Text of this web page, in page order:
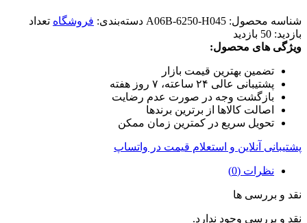
شناسه محصول: A06B-6250-H045 دسته‌بندی: فروشگاه تعداد
بازدید: 50 بازدید
ویژگی های محصول:
تضمین بهترین قیمت بازار
پشتیبانی عالی ۲۴ ساعته، ۷ روز هفته
بازگشت وجه در صورت عدم رضایت
اصالت کالاها از برترین برندها
تحویل سریع در کمترین زمان ممکن
پشتیبانی آنلاین و استعلام قیمت در واتساپ
نظرات (0)
نقد و بررسی ها
نقد و بررسی وجود ندارد.